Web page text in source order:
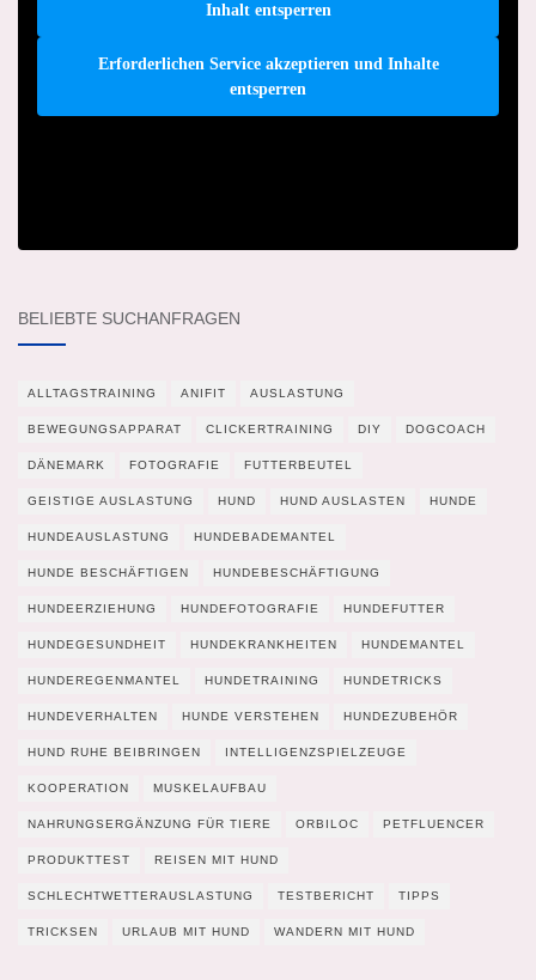
Inhalt entsperren
Erforderlichen Service akzeptieren und Inhalte
entsperren
BELIEBTE SUCHANFRAGEN
ALLTAGSTRAINING ANIFIT AUSLASTUNG
BEWEGUNGSAPPARAT CLICKERTRAINING DIY DOGCOACH
DÄNEMARK FOTOGRAFIE FUTTERBEUTEL
GEISTIGE AUSLASTUNG HUND HUND AUSLASTEN HUNDE
HUNDEAUSLASTUNG HUNDEBADEMANTEL
HUNDE BESCHÄFTIGEN HUNDEBESCHÄFTIGUNG
HUNDEERZIEHUNG HUNDEFOTOGRAFIE HUNDEFUTTER
HUNDEGESUNDHEIT HUNDEKRANKHEITEN HUNDEMANTEL
HUNDEREGENMANTEL HUNDETRAINING HUNDETRICKS
HUNDEVERHALTEN HUNDE VERSTEHEN HUNDEZUBEHÖR
HUND RUHE BEIBRINGEN INTELLIGENZSPIELZEUGE
KOOPERATION MUSKELAUFBAU
NAHRUNGSERGÄNZUNG FÜR TIERE ORBILOC PETFLUENCER
PRODUKTTEST REISEN MIT HUND
SCHLECHTWETTERAUSLASTUNG TESTBERICHT TIPPS
TRICKSEN URLAUB MIT HUND WANDERN MIT HUND